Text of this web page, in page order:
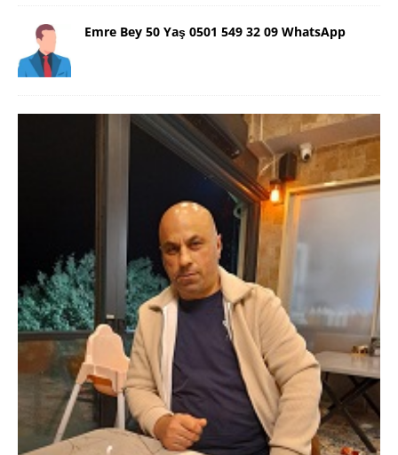
Emre Bey 50 Yaş 0501 549 32 09 WhatsApp
Danimarka Mustafa Bey 45 Yaş +45
42 48 17 28 WhatsApp
Lütfen Danimarka dışı aramasın. Selam ben
Danimarka’dan Mustafa 45 yaşında, 1.88 boyunda,
98 kiloda, Kumral, ayrılmış bir beyim. Alkol yok.
Sigara var. Maddi sıkıntım yok. [İLAN DETAYLARI>]